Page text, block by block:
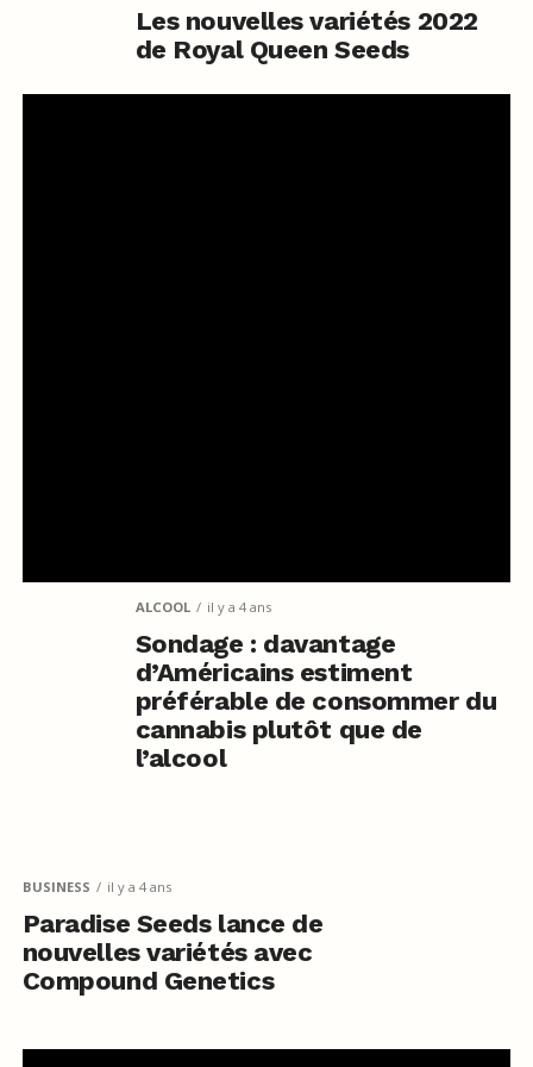
Les nouvelles variétés 2022
de Royal Queen Seeds
ALCOOL il y a 4 ans
Sondage : davantage
d’Américains estiment
préférable de consommer du
cannabis plutôt que de
l’alcool
BUSINESS il y a 4 ans
Paradise Seeds lance de
nouvelles variétés avec
Compound Genetics